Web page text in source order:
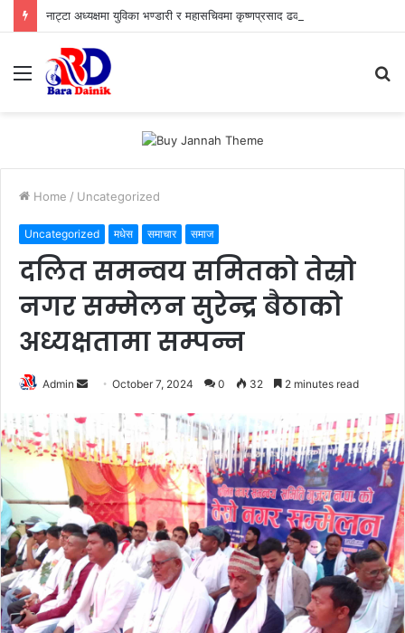
Menu
Home / Uncategorized
Uncategorized मधेस समाचार समाज
दलित समन्वय समितको तेस्रो
नगर सम्मेलन सुरेन्द्र बैठाको
अध्यक्षतामा सम्पन्न
Admin
d
n
e
m
a
i
l
October 7, 2024 0 32 2 minutes read